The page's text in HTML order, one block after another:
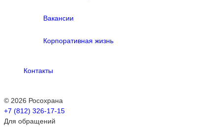
Вакансии
Корпоративная жизнь
Контакты
© 2026 Росохрана
+7 (812) 326-17-15
Для обращений